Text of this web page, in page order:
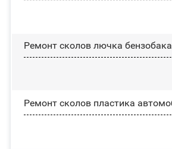
Ремонт сколов лючка бензобака
Ремонт сколов пластика